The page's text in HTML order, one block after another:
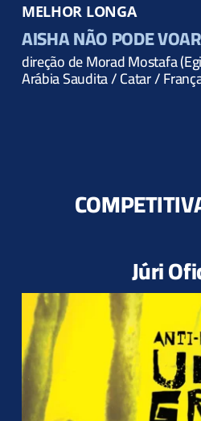
MELHOR LONGA
AISHA NÃO PODE VOAR
direção de Morad Mostafa
Arábia Saudita / Catar /
Júri